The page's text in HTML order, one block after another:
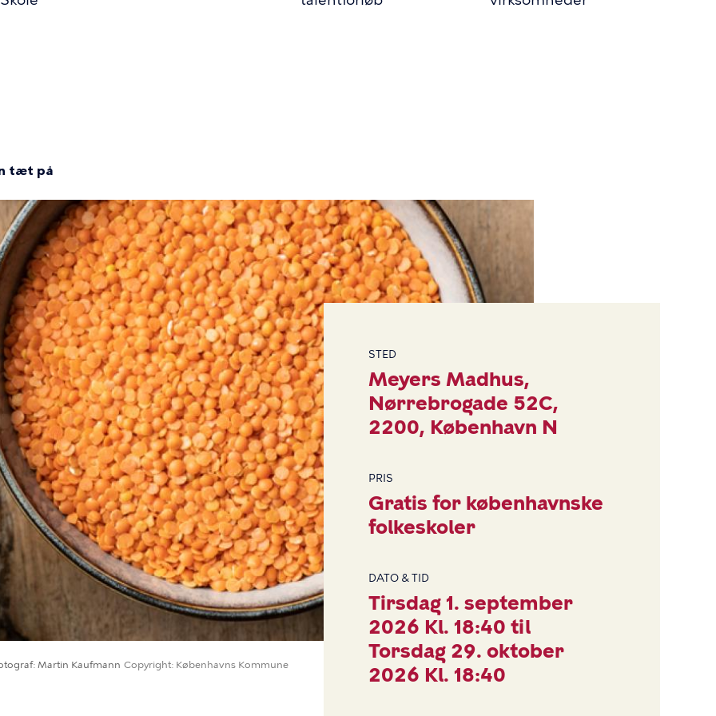
tæt på
Martin Kaufmann Copyright Københavns Kommune
STED
Meyers Madhus
Nørrebrogade 52C
2200 København N
PRIS
Gratis for københavnske
folkeskoler
DATO & TID
Tirsdag 1. september
2026 Kl. 18:40 til
Torsdag 29. oktober
2026 Kl. 18:40